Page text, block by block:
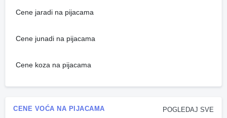
Cene jaradi na pijacama
Cene junadi na pijacama
Cene koza na pijacama
POGLEDAJ SVE
CENE VOĆA NA PIJACAMA